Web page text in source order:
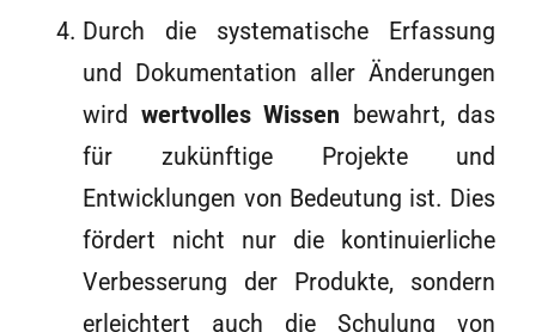
Durch die systematische Erfassung
und Dokumentation aller Änderungen
wird wertvolles Wissen bewahrt, das
für zukünftige Projekte und
Entwicklungen von Bedeutung ist. Dies
fördert nicht nur die kontinuierliche
Verbesserung der Produkte, sondern
erleichtert auch die Schulung von